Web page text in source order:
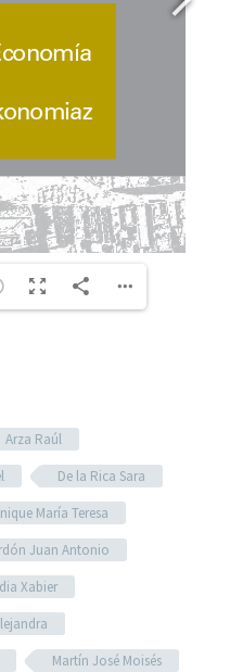
Arza Raúl
De la Rica Sara
María Teresa
Juan Antonio
Xabier
Martín José Moisés